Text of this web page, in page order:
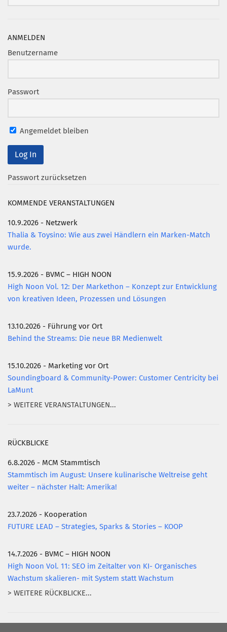
ANMELDEN
Benutzername
Passwort
Angemeldet bleiben
Passwort zurücksetzen
KOMMENDE VERANSTALTUNGEN
10.9.2026 - Netzwerk
Thalia & Toysino: Wie aus zwei Händlern ein Marken-Match
wurde.
15.9.2026 - BVMC – HIGH NOON
High Noon Vol. 12: Der Markethon – Konzept zur Entwicklung
von kreativen Ideen, Prozessen und Lösungen
13.10.2026 - Führung vor Ort
Behind the Streams: Die neue BR Medienwelt
15.10.2026 - Marketing vor Ort
Soundingboard & Community-Power: Customer Centricity bei
LaMunt
> WEITERE VERANSTALTUNGEN...
RÜCKBLICKE
6.8.2026 - MCM Stammtisch
Stammtisch im August: Unsere kulinarische Weltreise geht
weiter – nächster Halt: Amerika!
23.7.2026 - Kooperation
FUTURE LEAD – Strategies, Sparks & Stories – KOOP
14.7.2026 - BVMC – HIGH NOON
High Noon Vol. 11: SEO im Zeitalter von KI- Organisches
Wachstum skalieren- mit System statt Wachstum
> WEITERE RÜCKBLICKE...